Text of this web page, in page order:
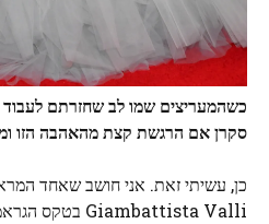
כשהמעריצים שמו לב שחזרתם לעבוד
סקרן אם הרגשת קצת מהאהבה הזו
כן, עשיתי זאת. אני חושב שאחד